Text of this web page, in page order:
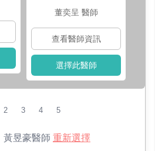
董奕呈 醫師
查看醫師資訊
選擇此醫師
2 3 4 5
黃昱豪醫師 重新選擇